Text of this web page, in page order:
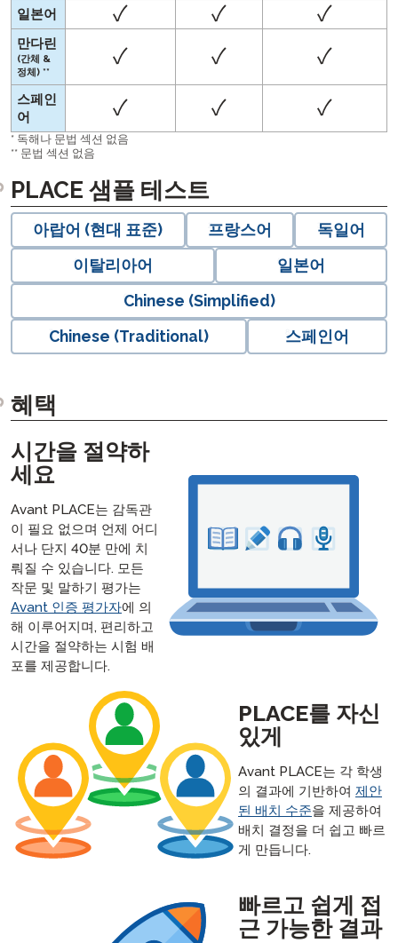
일본어 ✓ ✓ ✓
만다린
(간체 &
정체) **
✓ ✓ ✓
스페인
어
✓ ✓ ✓
* 독해나 문법 섹션 없음
** 문법 섹션 없음
PLACE 샘플 테스트
아랍어 (현대 표준) 프랑스어
독일어
이탈리아어
일본어
Chinese (Simplified)
Chinese (Traditional)
스페인어
혜택
시간을 절약하
세요
Avant PLACE는 감독관
이 필요 없으며 언제 어디
서나 단지 40분 만에 치
뤄질 수 있습니다. 모든
작문 및 말하기 평가는
Avant 인증 평가자에 의
해 이루어지며, 편리하고
시간을 절약하는 시험 배
포를 제공합니다.
PLACE를 자신
있게
Avant PLACE는 각 학생
의 결과에 기반하여 제안
된 배치 수준을 제공하여
배치 결정을 더 쉽고 빠르
게 만듭니다.
빠르고 쉽게 접
근 가능한 결과